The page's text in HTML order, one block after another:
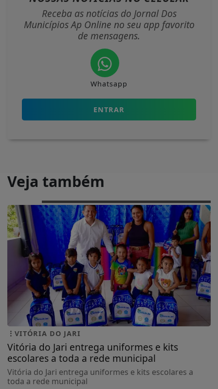
Receba as notícias do Jornal Dos
Municípios Ap Online no seu app favorito
de mensagens.
Whatsapp
ENTRAR
Veja também
VITÓRIA DO JARI
Vitória do Jari entrega uniformes e kits
escolares a toda a rede municipal
Vitória do Jari entrega uniformes e kits escolares a
toda a rede municipal